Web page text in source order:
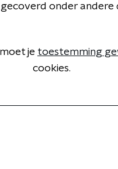
onder andere
je toestemming
cookies.